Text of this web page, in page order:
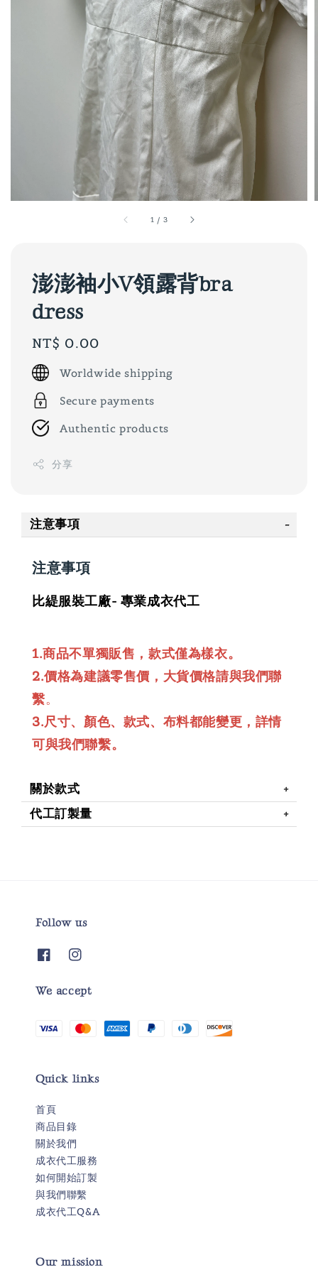
1 / 3
澎澎袖小V領露背bra
dress
Regular
price
NT$ 0.00
Worldwide shipping
Secure payments
Authentic products
分享
注意事項
注意事項
比緹服裝工廠- 專業成衣代工
1.商品不單獨販售，款式僅為樣衣。
2.價格為建議零售價，大貨價格請與我們聯
繫。
3.尺寸、顏色、款式、布料都能變更，詳情
可與我們聯繫。
關於款式
代工訂製量
Follow us
We accept
Quick links
首頁
商品目錄
關於我們
成衣代工服務
如何開始訂製
與我們聯繫
成衣代工Q&A
Our mission